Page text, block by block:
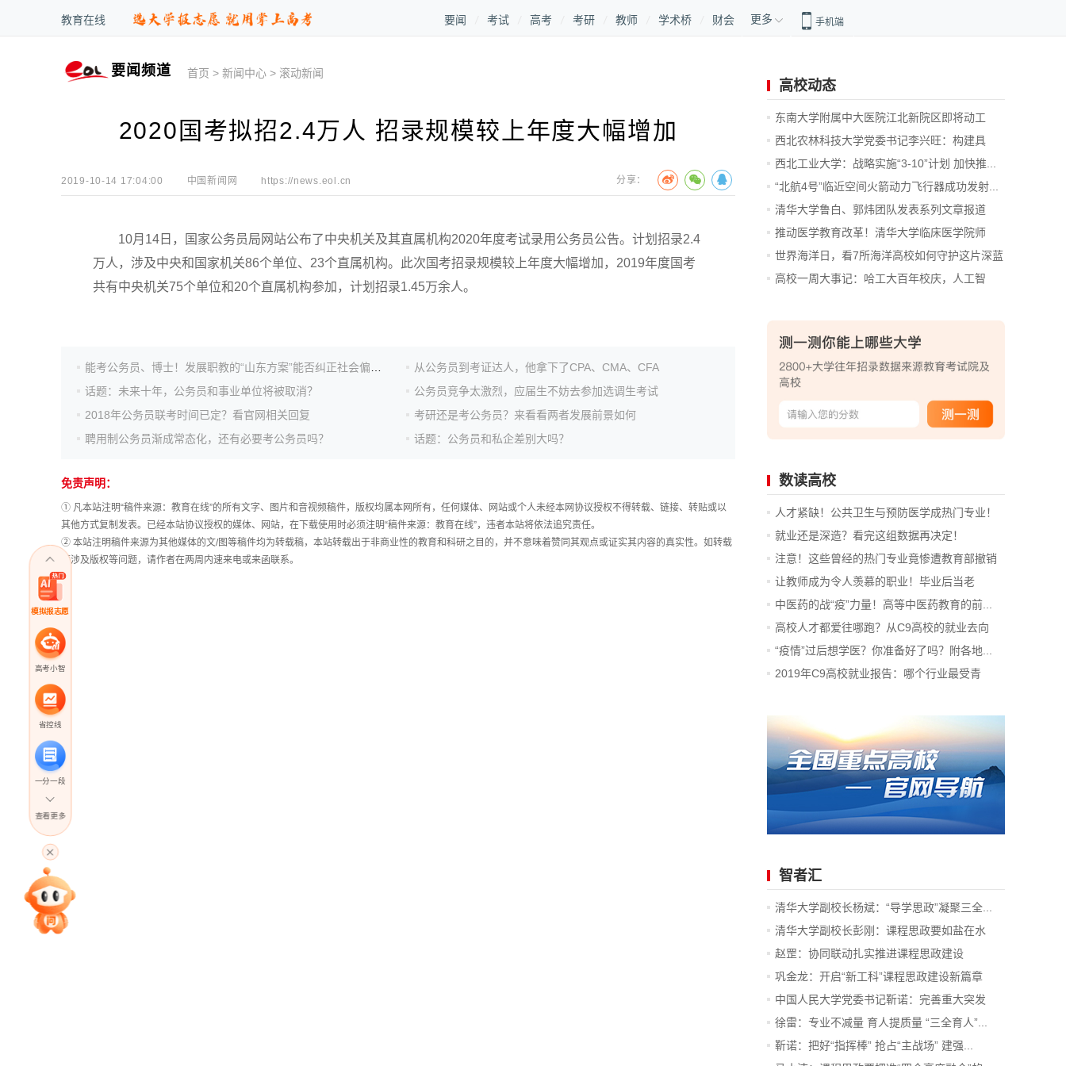
教育在线 要闻 考试 高考 考研 教师 学术桥 财会 更多 手机端
要闻频道 首页 >新闻中心 > 滚动新闻
2020国考拟招2.4万人 招录规模较上年度大幅增加
2019-10-14 17:04:00 中国新闻网 https://news.eol.cn 分享：
10月14日，国家公务员局网站公布了中央机关及其直属机构2020年度考试录用公务员公告。计划招录2.4
万人，涉及中央和国家机关86个单位、23个直属机构。此次国考招录规模较上年度大幅增加，2019年度国考
共有中央机关75个单位和20个直属机构参加，计划招录1.45万余人。
从公务员到考证达人，他拿下了CPA、CMA、CFA
话题：未来十年，公务员和事业单位将被取消？
公务员竞争太激烈，应届生不妨去参加选调生考试
2018年公务员联考时间已定？看官网相关回复
考研还是考公务员？来看看两者发展前景如何
聘用制公务员渐成常态化，还有必要考公务员吗？
话题：公务员和私企差别大吗？
免责声明：
① 凡本站注明“稿件来源：教育在线”的所有文字、图片和音视频稿件，版权均属本网所有，任何媒体、网站或个人未经本网协议授权不得转载、链接、转贴或以
其他方式复制发表。已经本站协议授权的媒体、网站，在下载使用时必须注明“稿件来源：教育在线”，违者本站将依法追究责任。
② 本站注明稿件来源为其他媒体的文/图等稿件均为转载稿，本站转载出于非商业性的教育和科研之目的，并不意味着赞同其观点或证实其内容的真实性。如转载
稿涉及版权等问题，请作者在两周内速来电或来函联系。
高校动态
东南大学附属中大医院江北新院区即将动工
西北农林科技大学党委书记李兴旺：构建具
有...
西北工业大学：战略实施“3-10”计划 加快推...
“北航4号”临近空间火箭动力飞行器成功发射...
清华大学鲁白、郭炜团队发表系列文章报道
原...
推动医学教育改革！清华大学临床医学院师
资...
世界海洋日，看7所海洋高校如何守护这片深蓝
高校一周大事记：哈工大百年校庆，人工智
模拟报志愿
高考小智
省控线
一分一段
高考直播
专家指导课
查看更多
数读高校
人才紧缺！公共卫生与预防医学成热门专业！
就业还是深造？看完这组数据再决定！
注意！这些曾经的热门专业竟惨遭教育部撤销
让教师成为令人羡慕的职业！毕业后当老
师，...
中医药的战“疫”力量！高等中医药教育的前...
高校人才都爱往哪跑？从C9高校的就业去向
看...
“疫情”过后想学医？你准备好了吗？附各地...
2019年C9高校就业报告：哪个行业最受青
智者汇
清华大学副校长杨斌：“导学思政”凝聚三全...
清华大学副校长彭刚：课程思政要如盐在水
赵罡：协同联动扎实推进课程思政建设
巩金龙：开启“新工科”课程思政建设新篇章
中国人民大学党委书记靳诺：完善重大突发
事...
徐雷：专业不减量 育人提质量 “三全育人”...
靳诺：把好“指挥棒” 抢占“主战场” 建强...